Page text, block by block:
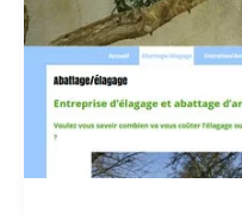
Jardinier-
elagage-
bruxelles